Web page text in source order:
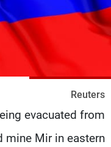
Reuters
evacuated from
mine Mir in eastern
البرامج
جدول البرامج
الإنـتـاج